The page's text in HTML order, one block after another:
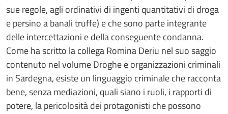
sue regole, agli ordinativi di ingenti quantitativi di droga
e persino a banali truffe) e che sono parte integrante
delle intercettazioni e della conseguente condanna.
Come ha scritto la collega Romina Deriu nel suo saggio
contenuto nel volume Droghe e organizzazioni criminali
in Sardegna, esiste un linguaggio criminale che racconta
bene, senza mediazioni, quali siano i ruoli, i rapporti di
potere, la pericolosità dei protagonisti che possono